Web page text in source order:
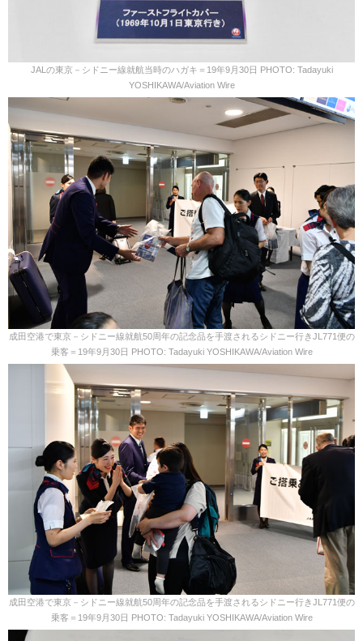
JALの東京－シドニー線就航当時のハガキ＝19年9月30日 PHOTO: Tadayuki
YOSHIKAWA/Aviation Wire
成田空港で東京－シドニー線就航50周年の記念品を手渡されるシドニー行きJL771便の
乗客＝19年9月30日 PHOTO: Tadayuki YOSHIKAWA/Aviation Wire
成田空港で東京－シドニー線就航50周年の記念品を手渡されるシドニー行きJL771便の
乗客＝19年9月30日 PHOTO: Tadayuki YOSHIKAWA/Aviation Wire